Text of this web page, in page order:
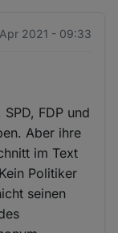
2021 - 09:33
FDP und
Aber ihre
im Text
Politiker
seinen